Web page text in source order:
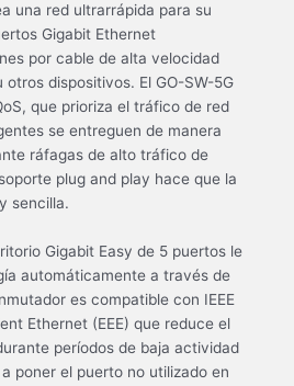
una red ultrarrápida para su
Gigabit Ethernet
por cable de alta velocidad
dispositivos. El GO-SW-5G
que prioriza el tráfico de red
se entreguen de manera
ráfagas de alto tráfico de
plug and play hace que la
sencilla.
Gigabit Easy de 5 puertos le
automáticamente a través de
es compatible con IEEE
Ethernet (EEE) que reduce el
períodos de baja actividad
poner el puerto no utilizado en